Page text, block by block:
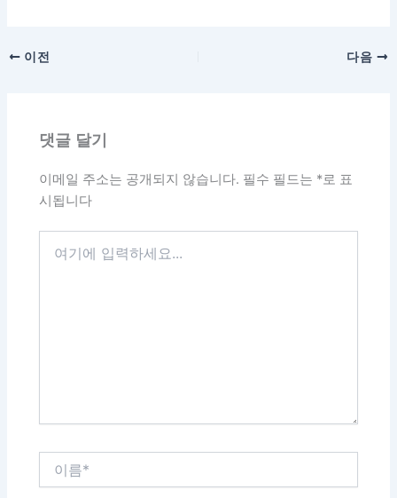
이전 다음
댓글 달기
이메일 주소는 공개되지 않습니다. 필수 필드는 *로 표
시됩니다